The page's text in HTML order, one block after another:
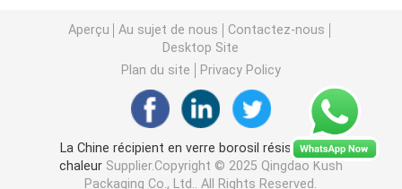
Seringue en verre Luer Lock
Empaquetez pré la boîte de petit pain
Emballage de la cartouche vape
Aperçu Au sujet de nous
Contactez-nous
Desktop Site
Plan du site
Privacy Policy
La Chine récipient en verre borosil résistant à la
chaleurSupplier.Copyright © 2025 Qingdao Kush
Packaging Co., Ltd.. All Rights Reserved.